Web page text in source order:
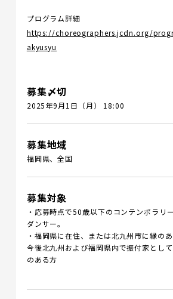
プログラム詳細
https://choreographers.jcdn.org/
akyusyu
募集〆切
2025年9月1日（月） 18:00
募集地域
福岡県、全国
募集対象
・応募時点で50歳以下のコンテンポラリ
ダンサー。
・福岡県に在住、または北九州市に縁の
今後北九州および福岡県内で振付家とし
のある方